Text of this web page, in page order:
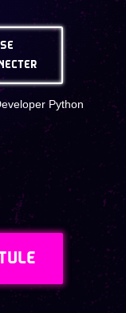
SE
Python